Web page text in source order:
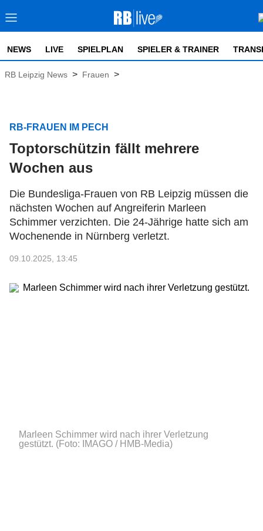
NEWS LIVE SPIELPLAN SPIELER & TRAINER
RB Leipzig News > Frauen >
RB-FRAUEN IM PECH
Toptorschützin fällt mehrere
Wochen aus
Die Bundesliga-Frauen von RB Leipzig müssen die
nächsten Wochen auf Angreiferin Marleen
Schimmer verzichten. Die 24-Jährige hatte sich am
Wochenende in Nürnberg verletzt.
09.10.2025, 13:45
Marleen Schimmer wird nach ihrer Verletzung
gestützt. (Foto: IMAGO / HMB-Media)